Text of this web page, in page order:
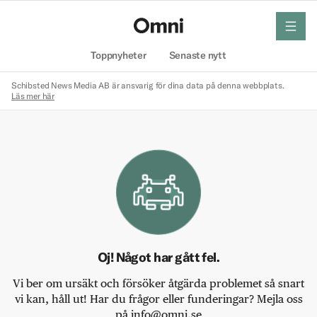
Toppnyheter Senaste nytt
meny
Schibsted News Media AB är ansvarig för dina data på denna webbplats.
Läs mer här
Oj! Något har gått fel.
Vi ber om ursäkt och försöker åtgärda problemet så snart
vi kan, håll ut! Har du frågor eller funderingar? Mejla oss